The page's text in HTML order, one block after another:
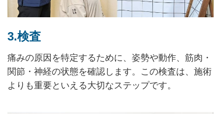
3.検査
痛みの原因を特定するために、姿勢や動作、筋肉・
関節・神経の状態を確認します。この検査は、施術
よりも重要といえる大切なステップです。